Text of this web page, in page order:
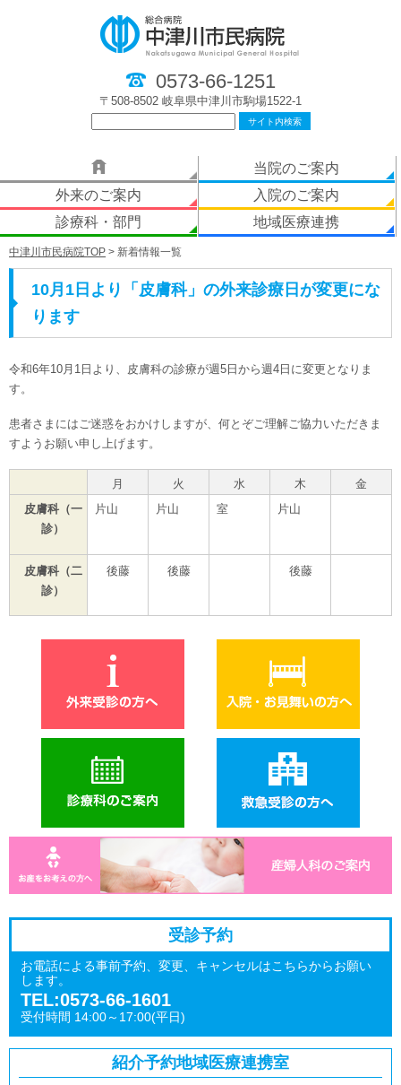
0573-66-1251
〒508-8502 岐阜県中津川市駒場1522-1
当院のご案内
外来のご案内
入院のご案内
診療科・部門
地域医療連携
中津川市民病院TOP > 新着情報一覧
10月1日より「皮膚科」の外来診療日が変更にな
ります
令和6年10月1日より、皮膚科の診療が週5日から週4日に変更となりま
す。
患者さまにはご迷惑をおかけしますが、何とぞご理解ご協力いただきま
すようお願い申し上げます。
月 火 水 木
金
皮膚科（一
診）
片山 片山 室 片山
皮膚科（二
診）
後藤 後藤 後藤
受診予約
お電話による事前予約、変更、キャンセルはこちらからお願い
します。
TEL:0573-66-1601
受付時間 14:00～17:00(平日)
紹介予約地域医療連携室